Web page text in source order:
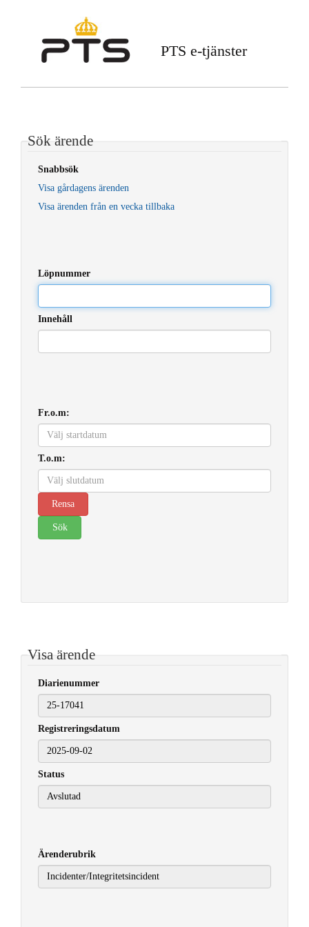
PTS e-tjänster
Sök ärende
Snabbsök
Visa gårdagens ärenden
Visa ärenden från en vecka tillbaka
Löpnummer
Innehåll
Fr.o.m:
T.o.m:
Visa ärende
Diarienummer
Registreringsdatum
2025-09-02
Status
Ärenderubrik